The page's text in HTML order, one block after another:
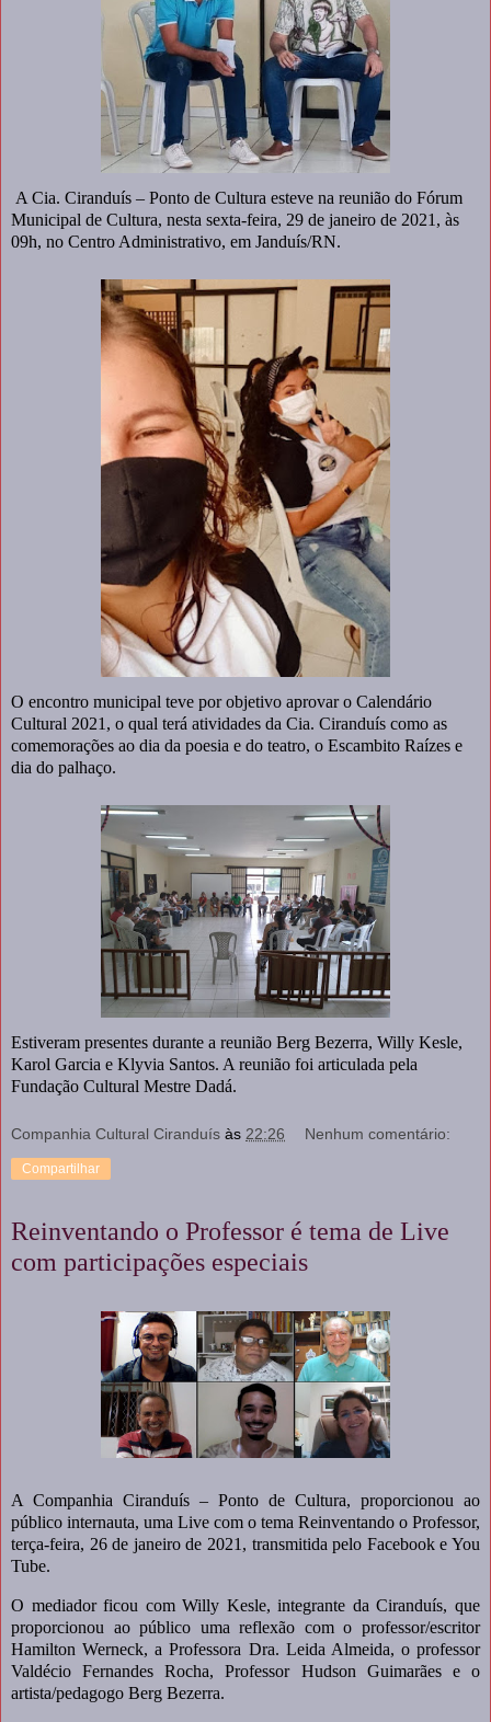
A Cia. Ciranduís – Ponto de Cultura esteve na reunião do Fórum
Municipal de Cultura, nesta sexta-feira, 29 de janeiro de 2021, às
09h, no Centro Administrativo, em Janduís/RN.
O encontro municipal teve por objetivo aprovar o Calendário
Cultural 2021, o qual terá atividades da Cia. Ciranduís como as
comemorações ao dia da poesia e do teatro, o Escambito Raízes e
dia do palhaço.
Estiveram presentes durante a reunião Berg Bezerra, Willy Kesle,
Karol Garcia e Klyvia Santos. A reunião foi articulada pela
Fundação Cultural Mestre Dadá.
Companhia Cultural Ciranduís às 22:26 Nenhum comentário:
Compartilhar
Reinventando o Professor é tema de Live
com participações especiais
A Companhia Ciranduís – Ponto de Cultura, proporcionou ao
público internauta, uma Live com o tema Reinventando o Professor,
terça-feira, 26 de janeiro de 2021, transmitida pelo Facebook e You
Tube.
O mediador ficou com Willy Kesle, integrante da Ciranduís, que
proporcionou ao público uma reflexão com o professor/escritor
Hamilton Werneck, a Professora Dra. Leida Almeida, o professor
Valdécio Fernandes Rocha, Professor Hudson Guimarães e o
artista/pedagogo Berg Bezerra.